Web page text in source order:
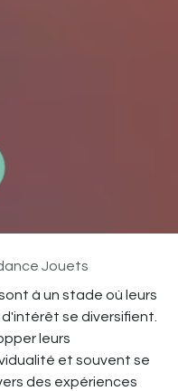
Jouets
à un stade où leurs
se diversifient.
leurs
et souvent se
des expériences